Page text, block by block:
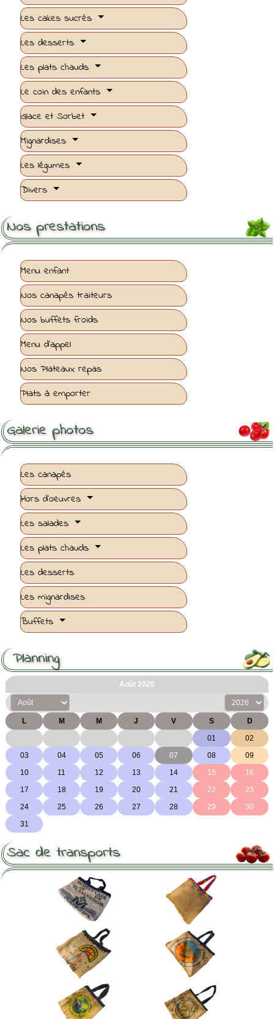
Les cakes sucrés
Les desserts
Les plats chauds
Le coin des enfants
Glace et Sorbet
Mignardises
Les légumes
Divers
Nos prestations
Menu enfant
Nos canapés traiteurs
Nos buffets froids
Menu d'appel
Nos Plateaux repas
Plats à emporter

Galerie photos
Les canapés
Hors d'oeuvres
Les salades
Les plats chauds
Les desserts
Les mignardises
Buffets

Planning
Sac de transports